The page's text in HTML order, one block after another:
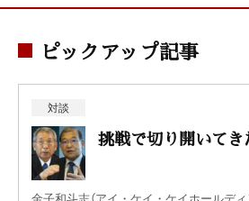
ピックアップ記事
対談
挑戦で切り開いて